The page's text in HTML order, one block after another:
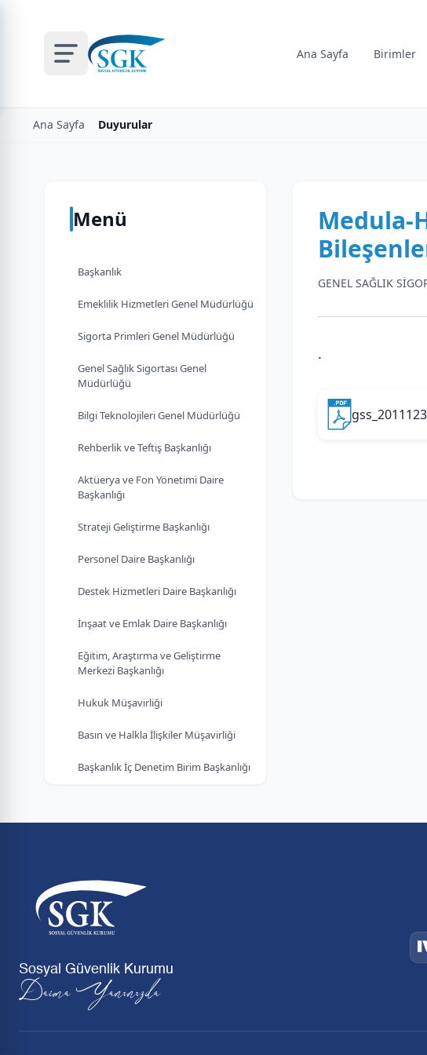
Ana Sayfa Birimler
Ana Sayfa Duyurular
Menü
Başkanlık
Emeklilik Hizmetleri Genel Müdürlüğü
Sigorta Primleri Genel Müdürlüğü
Genel Sağlık Sigortası Genel
Müdürlüğü
Bilgi Teknolojileri Genel Müdürlüğü
Rehberlik ve Teftiş Başkanlığı
Aktüerya ve Fon Yönetimi Daire
Başkanlığı
Strateji Geliştirme Başkanlığı
Personel Daire Başkanlığı
Destek Hizmetleri Daire Başkanlığı
İnşaat ve Emlak Daire Başkanlığı
Eğitim, Araştırma ve Geliştirme
Merkezi Başkanlığı
Hukuk Müşavirliği
Basın ve Halkla İlişkiler Müşavirliği
Başkanlık İç Denetim Birim Başkanlığı
Medula-
GENEL SAĞLIK
.
Sosyal Güvenlik Kurumu
Daima Yanınızda